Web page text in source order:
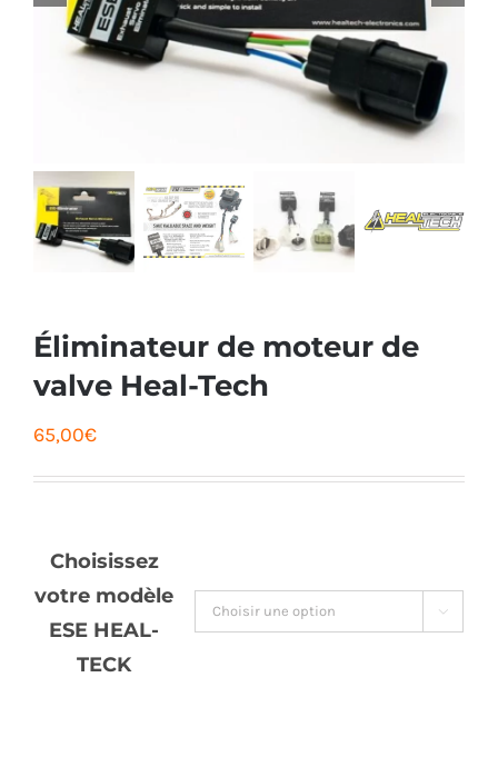
Éliminateur de moteur de
valve Heal-Tech
65,00€
Choisissez
votre modèle
ESE HEAL-
TECK